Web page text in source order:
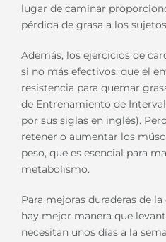
lugar de caminar
pérdida de grasa a los
Además, los ejercicios de
si no más efectivos, que el
resistencia para quemar
de Entrenamiento de
por sus siglas en inglés).
retener o aumentar los
peso, que es esencial para
metabolismo.
Para mejoras duraderas de
hay mejor manera que
necesitan unos días a la